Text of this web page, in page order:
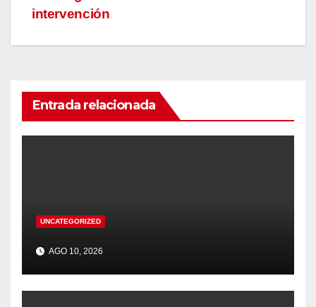
intervención
Entrada relacionada
UNCATEGORIZED
AGO 10, 2026